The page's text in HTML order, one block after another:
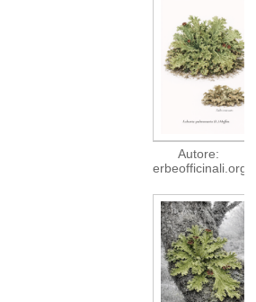
Autore:
erbeofficinali.org